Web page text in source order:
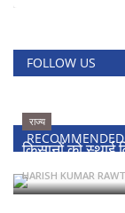
FOLLOW US
राज्य
किसानों को स्थाई
HARISH KUMAR